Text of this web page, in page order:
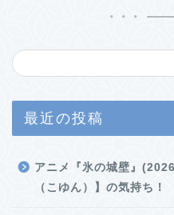
最近の投稿
アニメ『氷の城壁』
（こゆん）】の気持ち！